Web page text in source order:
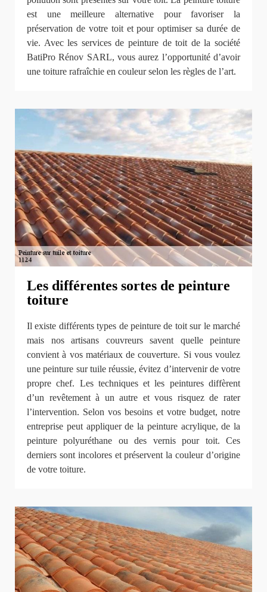
est une meilleure alternative pour favoriser la
préservation de votre toit et pour optimiser sa durée de
vie. Avec les services de peinture de toit de la société
BatiPro Rénov SARL, vous aurez l’opportunité d’avoir
une toiture rafraîchie en couleur selon les règles de l’art.
Les différentes sortes de peinture
toiture
Il existe différents types de peinture de toit sur le marché
mais nos artisans couvreurs savent quelle peinture
convient à vos matériaux de couverture. Si vous voulez
une peinture sur tuile réussie, évitez d’intervenir de votre
propre chef. Les techniques et les peintures diffèrent
d’un revêtement à un autre et vous risquez de rater
l’intervention. Selon vos besoins et votre budget, notre
entreprise peut appliquer de la peinture acrylique, de la
peinture polyuréthane ou des vernis pour toit. Ces
derniers sont incolores et préservent la couleur d’origine
de votre toiture.